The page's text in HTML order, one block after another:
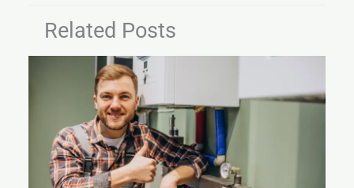
Related Posts